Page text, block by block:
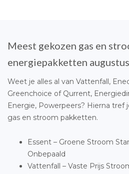
Meest gekozen gas en
energiepakketten
Weet je alles al van Vattenfall,
Greenchoice of Qurrent,
Energie, Powerpeers? Hierna tref
gas en stroom pakketten.
Essent – Groene Stroom
Onbepaald
Vattenfall – Vaste Prijs